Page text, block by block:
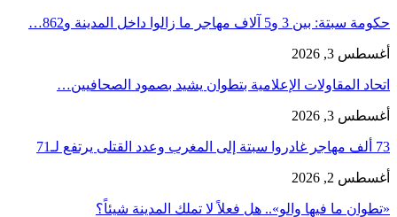
حكومة سبتة: بين 3 و5 آلاف مهاجر ما زالوا داخل المدينة و862…
أغسطس 3, 2026
اتحاد المقاولات الإعلامية بتطوان يشيد بصمود الصحافيين…
أغسطس 3, 2026
73 ألف مهاجر غادروا سبتة إلى المغرب وعدد القتلى يرتفع لـ71
أغسطس 2, 2026
«تطوان ما فيها والو».. هل فعلاً لا تملك المدينة شيئاً؟